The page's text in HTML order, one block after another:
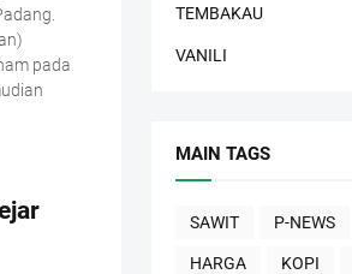
pada
TEMBAKAU
VANILI
MAIN TAGS
SAWIT P-NEWS
HARGA KOPI